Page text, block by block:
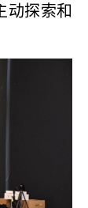
动探索和